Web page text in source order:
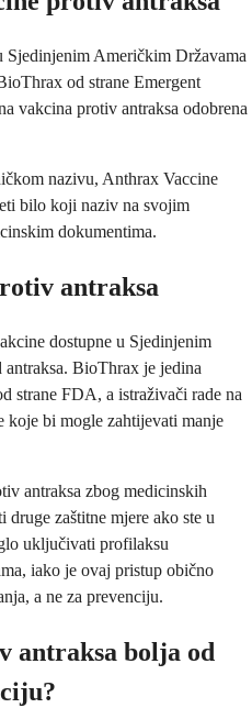
Sjedinjenim Američkim Državama
od strane Emergent
vakcina protiv antraksa odobrena
nazivu, Anthrax Vaccine
bilo koji naziv na svojim
dokumentima.
antraksa
dostupne u Sjedinjenim
BioThrax je jedina
strane FDA, a istraživači rade na
koje bi mogle zahtijevati manje
antraksa zbog medicinskih
zaštitne mjere ako ste u
uključivati profilaksu
iako je ovaj pristup obično
a ne za prevenciju.
antraksa bolja od